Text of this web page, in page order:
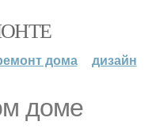
дома дизайн
доме